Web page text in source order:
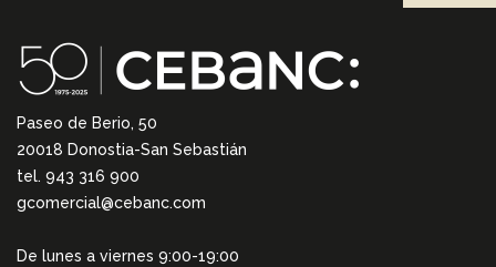
Paseo de Berio, 50
20018 Donostia-San Sebastián
tel. 943 316 900
gcomercial@cebanc.com
De lunes a viernes 9:00-19:00